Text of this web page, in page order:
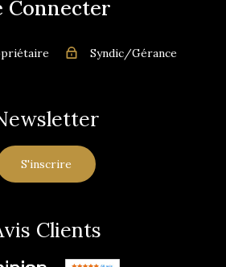
Connecter
Syndic/Gérance
S'inscrire
Clients